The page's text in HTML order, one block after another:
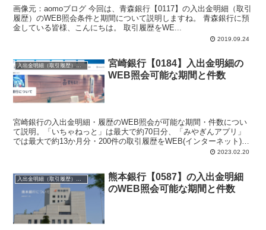
画像元：aomoブログ 今回は、青森銀行【0117】の入出金明細（取引
履歴）のWEB照会条件と期間について説明しますね。 青森銀行に預
金している皆様、こんにちは。 取引履歴をWE...
2019.09.24
入出金明細（取引履歴）照会・閲覧
宮崎銀行【0184】入出金明細の
WEB照会可能な期間と件数
宮崎銀行の入出金明細・履歴のWEB照会が可能な期間・件数につい
て説明。「いちゃねっと」は最大で約70日分、「みやぎんアプリ」
では最大で約13か月分・200件の取引履歴をWEB(インターネット)で
2023.02.20
熊本銀行【0587】の入出金明細
のWEB照会可能な期間と件数